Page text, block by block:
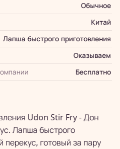
Обычное
Китай
Лапша быстрого приготовления
Оказываем
Бесплатно
Udon Stir Fry - Дон
Лапша быстрого
готовый за пару